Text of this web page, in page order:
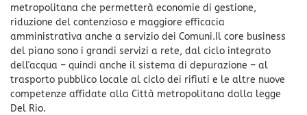
metropolitana che permetterà economie di gestione,
riduzione del contenzioso e maggiore efficacia
amministrativa anche a servizio dei Comuni.Il core business
del piano sono i grandi servizi a rete, dal ciclo integrato
dell'acqua – quindi anche il sistema di depurazione – al
trasporto pubblico locale al ciclo dei rifiuti e le altre nuove
competenze affidate alla Città metropolitana dalla legge
Del Rio.